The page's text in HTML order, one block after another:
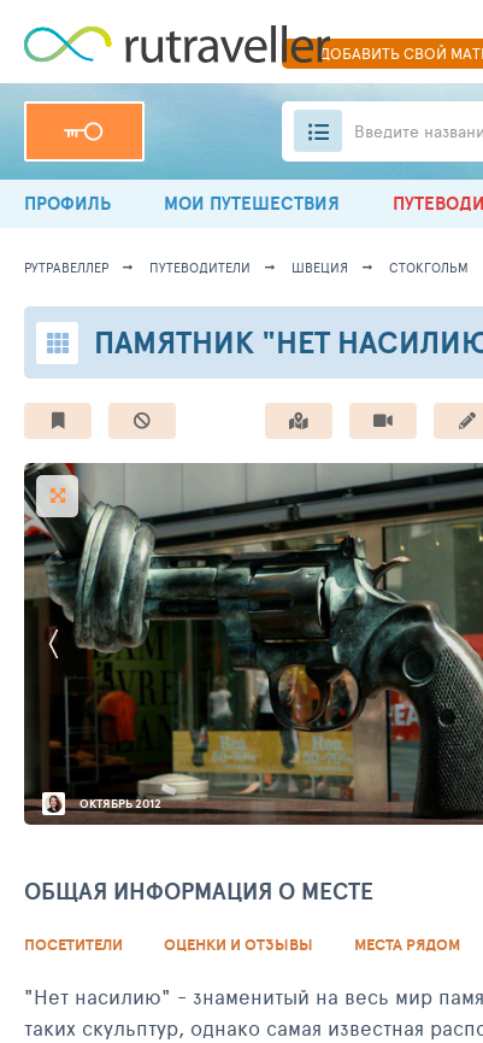
ДОБАВИТЬСВОЙ
Введите
ПРОФИЛЬ МОИ ПУТЕШЕСТВИЯ
РУТРАВЕЛЛЕР ПУТЕВОДИТЕЛИ ШВЕЦИЯ СТОКГОЛЬМ
ПАМЯТНИК "НЕТ
ОКТЯБРЬ 2012
ОБЩАЯ ИНФОРМАЦИЯ О МЕСТЕ
ПОСЕТИТЕЛИ ОЦЕНКИ И ОТЗЫВЫ МЕСТА РЯДОМ
"Нет насилию" - знаменитый на весь мир
таких скульптур, однако самая известная